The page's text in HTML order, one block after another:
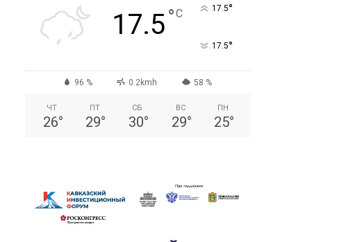
17.5°C 17.5°
17.5°
96 % 0.2kmh 58 %
ЧТ
26°
ПТ
29°
СБ
30°
ВС
29°
ПН
25°